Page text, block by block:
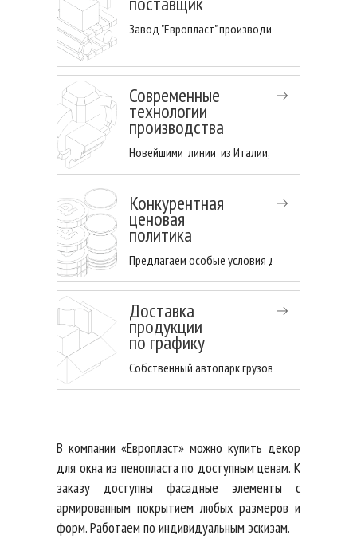
Завод "Европласт" производит пенопласт 15
Современные
технологии
производства
Новейшими линии из Италии, Франции,
Конкурентная
ценовая
политика
Предлагаем особые условия для торговых ,
Доставка
продукции
по графику
Собственный автопарк грузовиков доставит
В компании «Европласт» можно купить декор
для окна из пенопласта по доступным ценам. К
заказу доступны фасадные элементы с
армированным покрытием любых размеров и
форм. Работаем по индивидуальным эскизам.